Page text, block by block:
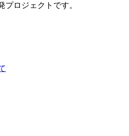
プロジェクトです。